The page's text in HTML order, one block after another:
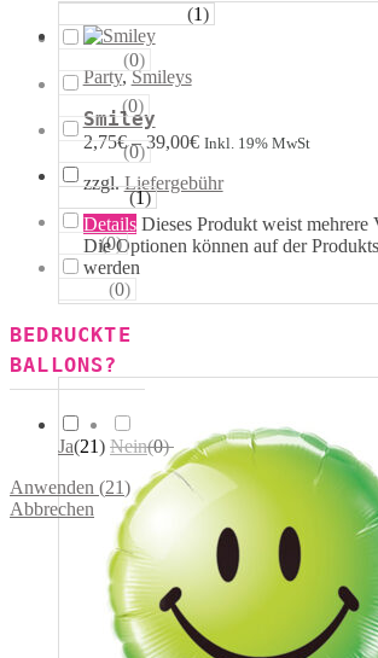
Party, Smileys
Smiley
2,75€–39,00€ Inkl. 19% MwSt
zzgl.Liefergebühr
Details Dieses Produkt weist mehrere
Die Optionen können auf der
werden
(1)
(0)
Säulen (0)
Portale (0)
Figuren (1)
123 (0)
(0)
BEDRUCKTE
BALLONS?
Ja(21) Nein(0)
Anwenden (21)
Abbrechen